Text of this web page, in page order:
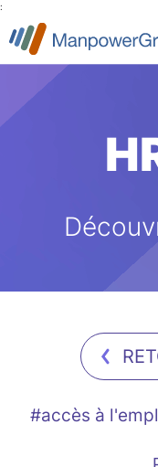
:
#accès à